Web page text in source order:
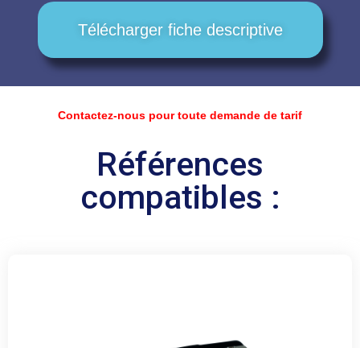
Télécharger fiche descriptive
Contactez-nous pour toute demande de tarif
Références
compatibles :